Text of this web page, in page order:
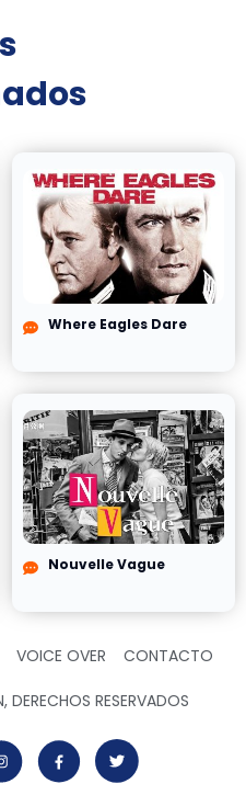
Where Eagles Dare
Nouvelle Vague
VOICE OVER CONTACTO
RESERVADOS